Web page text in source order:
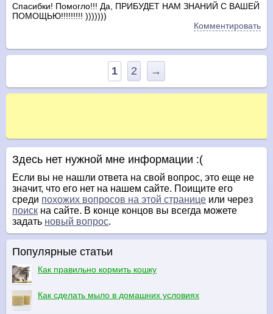
Спасибки! Помогло!!! Да, ПРИБУДЕТ НАМ ЗНАНИЙ С ВАШЕЙ
ПОМОЩЬЮ!!!!!!!!! )))))))
Комментировать
1 2 →
Здесь нет нужной мне информации :(
Если вы не нашли ответа на свой вопрос, это еще не
значит, что его нет на нашем сайте. Поищите его
среди похожих вопросов на этой странице или через
поиск на сайте. В конце концов вы всегда можете
задать новый вопрос.
Популярные статьи
Как правильно кормить кошку
Как сделать мыло в домашних условиях